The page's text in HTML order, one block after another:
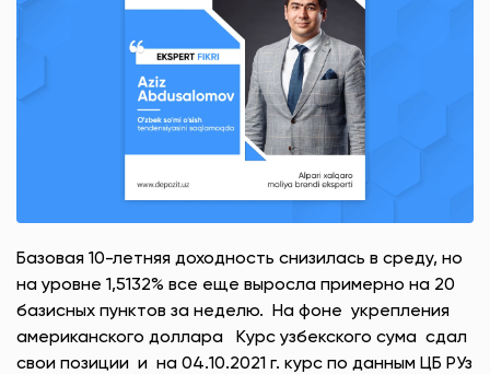
Базовая 10-летняя доходность снизилась в среду, но
на уровне 1,5132% все еще выросла примерно на 20
базисных пунктов за неделю. На фоне укрепления
американского доллара Курс узбекского сума сдал
свои позиции и на 04.10.2021 г. курс по данным ЦБ РУз